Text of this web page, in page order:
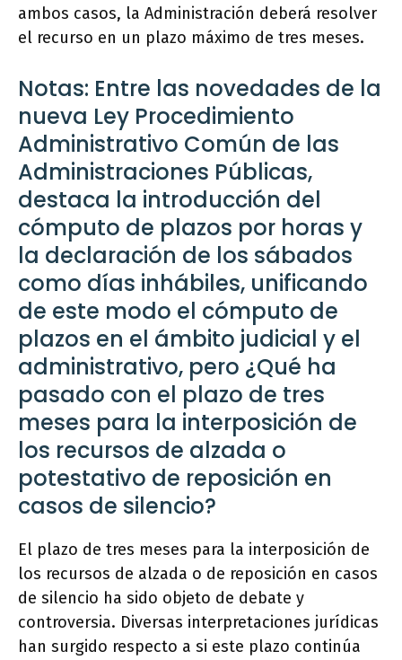
ambos casos, la Administración deberá resolver
el recurso en un plazo máximo de tres meses.
Notas: Entre las novedades de la
nueva Ley Procedimiento
Administrativo Común de las
Administraciones Públicas,
destaca la introducción del
cómputo de plazos por horas y
la declaración de los sábados
como días inhábiles, unificando
de este modo el cómputo de
plazos en el ámbito judicial y el
administrativo, pero ¿Qué ha
pasado con el plazo de tres
meses para la interposición de
los recursos de alzada o
potestativo de reposición en
casos de silencio?
El plazo de tres meses para la interposición de
los recursos de alzada o de reposición en casos
de silencio ha sido objeto de debate y
controversia. Diversas interpretaciones jurídicas
han surgido respecto a si este plazo continúa